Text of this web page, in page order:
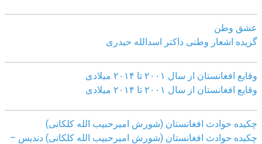
عشق وطن
گزیده اشعار وطنی داکتر اسدالله حیدری
وقایع افغانستان از سال ۲۰۰۱ تا ۲۰۱۴ میلادی
وقایع افغانستان از سال ۲۰۰۱ تا ۲۰۱۴ میلادی
چکیده حوادث افغانستان (شورش امیرحبیب الله کلکانی)
چکیده حوادث افغانستان (شورش امیرحبیب الله کلکانی) دندیس –